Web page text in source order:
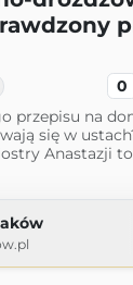
0
przepisu na
się w
Anastazji